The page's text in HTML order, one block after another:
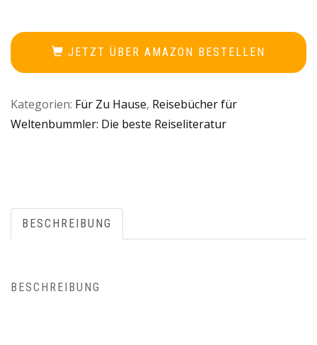
JETZT ÜBER AMAZON BESTELLEN
Kategorien: Für Zu Hause, Reisebücher für
Weltenbummler: Die beste Reiseliteratur
BESCHREIBUNG
BESCHREIBUNG